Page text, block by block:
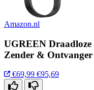
Amazon.nl
UGREEN
Zender &
€69,99 €95,69